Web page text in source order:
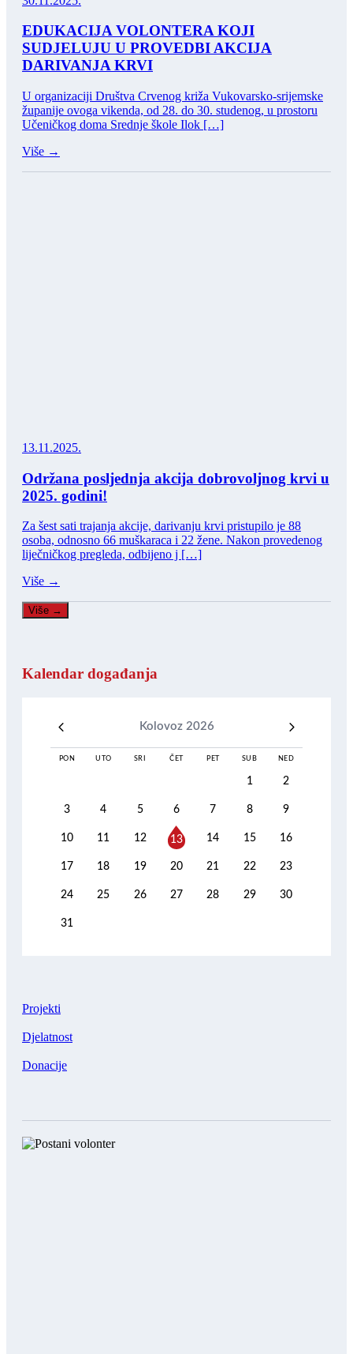
EDUKACIJA VOLONTERA KOJI
SUDJELUJU U PROVEDBI AKCIJA
DARIVANJA KRVI
U organizaciji Društva Crvenog križa Vukovarsko-srijemske
županije ovoga vikenda, od 28. do 30. studenog, u prostoru
Učeničkog doma Srednje škole Ilok […]
Više →
13.11.2025.
Održana posljednja akcija dobrovoljnog krvi u
2025. godini!
Za šest sati trajanja akcije, darivanju krvi pristupilo je 88
osoba, odnosno 66 muškaraca i 22 žene. Nakon provedenog
liječničkog pregleda, odbijeno j […]
Više →
Više →
Kalendar događanja
Kolovoz 2026
PON UTO SRI ČET PET SUB NED
1 2
3 4 5 6 7 8 9
10 11 12 13 14 15 16
17 18 19 20 21 22 23
24 25 26 27 28 29 30
31
Projekti
Djelatnost
Donacije